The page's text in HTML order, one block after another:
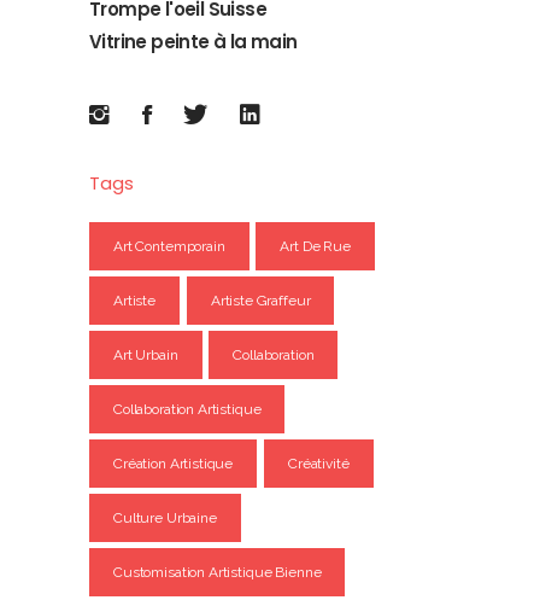
Trompe l'oeil Suisse
Vitrine peinte à la main
Tags
Art Contemporain Art De Rue
Artiste Artiste Graffeur
Art Urbain Collaboration
Collaboration Artistique
Création Artistique Créativité
Culture Urbaine
Customisation Artistique Bienne